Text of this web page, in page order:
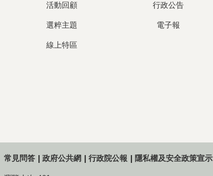
活動回顧
選粹主題
線上特區
行政公告
電子報
常見問答 政府公共網 行政院公報 隱私權及安全政策宣示